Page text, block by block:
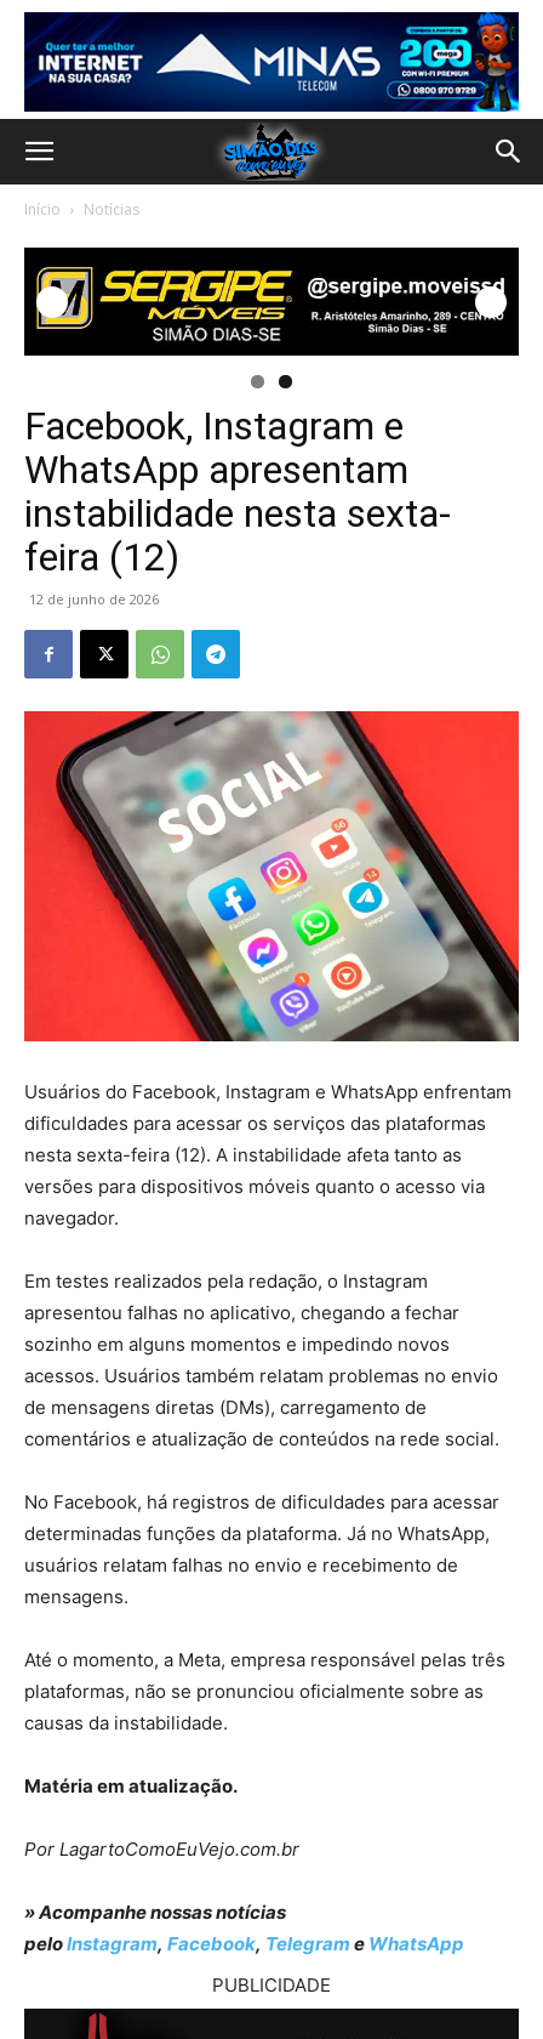
Início Notícias
Facebook, Instagram e
WhatsApp apresentam
instabilidade nesta sexta-
feira (12)
12 de junho de 2026
Usuários do Facebook, Instagram e WhatsApp enfrentam
dificuldades para acessar os serviços das plataformas
nesta sexta-feira (12). A instabilidade afeta tanto as
versões para dispositivos móveis quanto o acesso via
navegador.
Em testes realizados pela redação, o Instagram
apresentou falhas no aplicativo, chegando a fechar
sozinho em alguns momentos e impedindo novos
acessos. Usuários também relatam problemas no envio
de mensagens diretas (DMs), carregamento de
comentários e atualização de conteúdos na rede social.
No Facebook, há registros de dificuldades para acessar
determinadas funções da plataforma. Já no WhatsApp,
usuários relatam falhas no envio e recebimento de
mensagens.
Até o momento, a Meta, empresa responsável pelas três
plataformas, não se pronunciou oficialmente sobre as
causas da instabilidade.
Matéria em atualização.
Por LagartoComoEuVejo.com.br
» Acompanhe nossas notícias
peloInstagram, Facebook, Telegram e WhatsApp
PUBLICIDADE